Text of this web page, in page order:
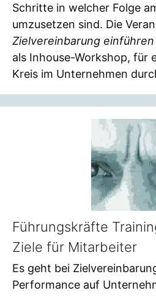
Schritte in welcher Folge
umzusetzen sind. Die
Zielvereinbarung einführen
als Inhouse-Workshop, für
Kreis im Unternehmen
Führungskräfte
Ziele für Mitarbeiter
Es geht bei
Performance auf